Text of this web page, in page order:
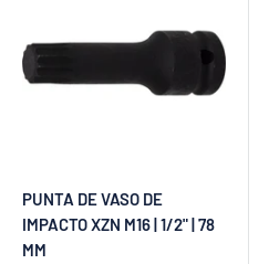
PUNTA DE VASO DE
IMPACTO XZN M16 | 1/2" | 78
MM